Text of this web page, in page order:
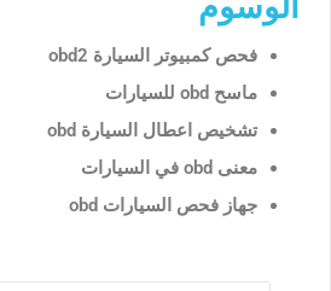
فحص كمبيوتر السيارة obd2
ماسح obd للسيارات
تشخيص اعطال السيارة obd
معنى obd في السيارات
جهاز فحص السيارات obd